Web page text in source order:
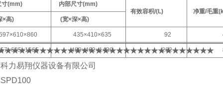
(mm)
内部尺寸(mm)
有效容积/(L)
净重/毛重
高)
(宽×深×高)
435×410×635 92 46/
480×462×1430 262 86/
力易翔仪器设备有限公司
SPD100